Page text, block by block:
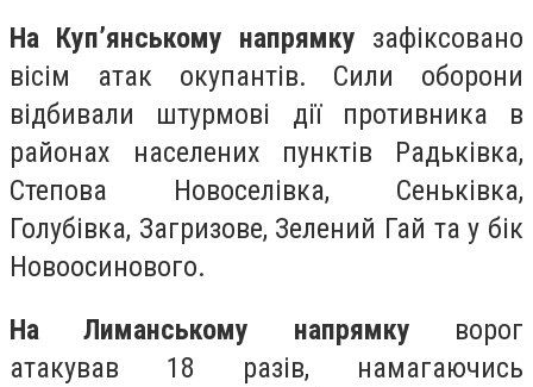
На Куп’янському напрямку зафіксовано
вісім атак окупантів. Сили оборони
відбивали штурмові дії противника в
районах населених пунктів Радьківка,
Степова Новоселівка, Сеньківка,
Голубівка, Загризове, Зелений Гай та у бік
Новоосинового.
На Лиманському напрямку ворог
атакував 18 разів, намагаючись